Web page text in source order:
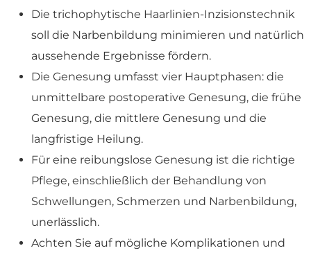
Die trichophytische Haarlinien-Inzisionstechnik
soll die Narbenbildung minimieren und natürlich
aussehende Ergebnisse fördern.
Die Genesung umfasst vier Hauptphasen: die
unmittelbare postoperative Genesung, die frühe
Genesung, die mittlere Genesung und die
langfristige Heilung.
Für eine reibungslose Genesung ist die richtige
Pflege, einschließlich der Behandlung von
Schwellungen, Schmerzen und Narbenbildung,
unerlässlich.
Achten Sie auf mögliche Komplikationen und